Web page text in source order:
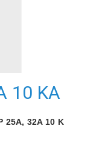
10 KA
25A, 32A 10 K